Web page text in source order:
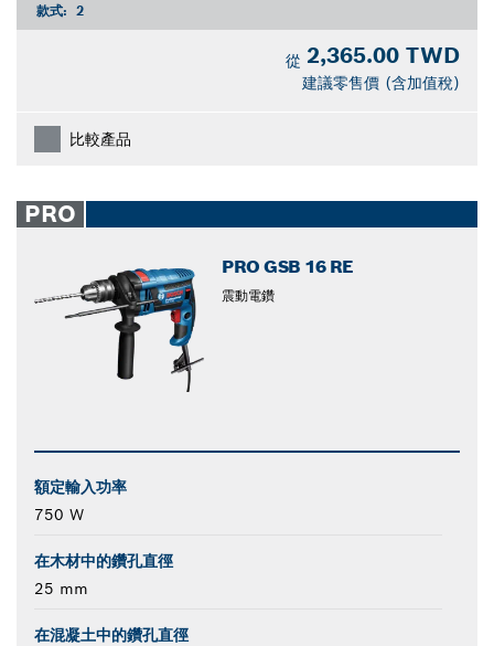
款式: 2
從 2,365.00 TWD
建議零售價 (含加值稅)
比較產品
PRO
PRO GSB 16 RE
震動電鑽
額定輸入功率
750 W
在木材中的鑽孔直徑
25 mm
在混凝土中的鑽孔直徑